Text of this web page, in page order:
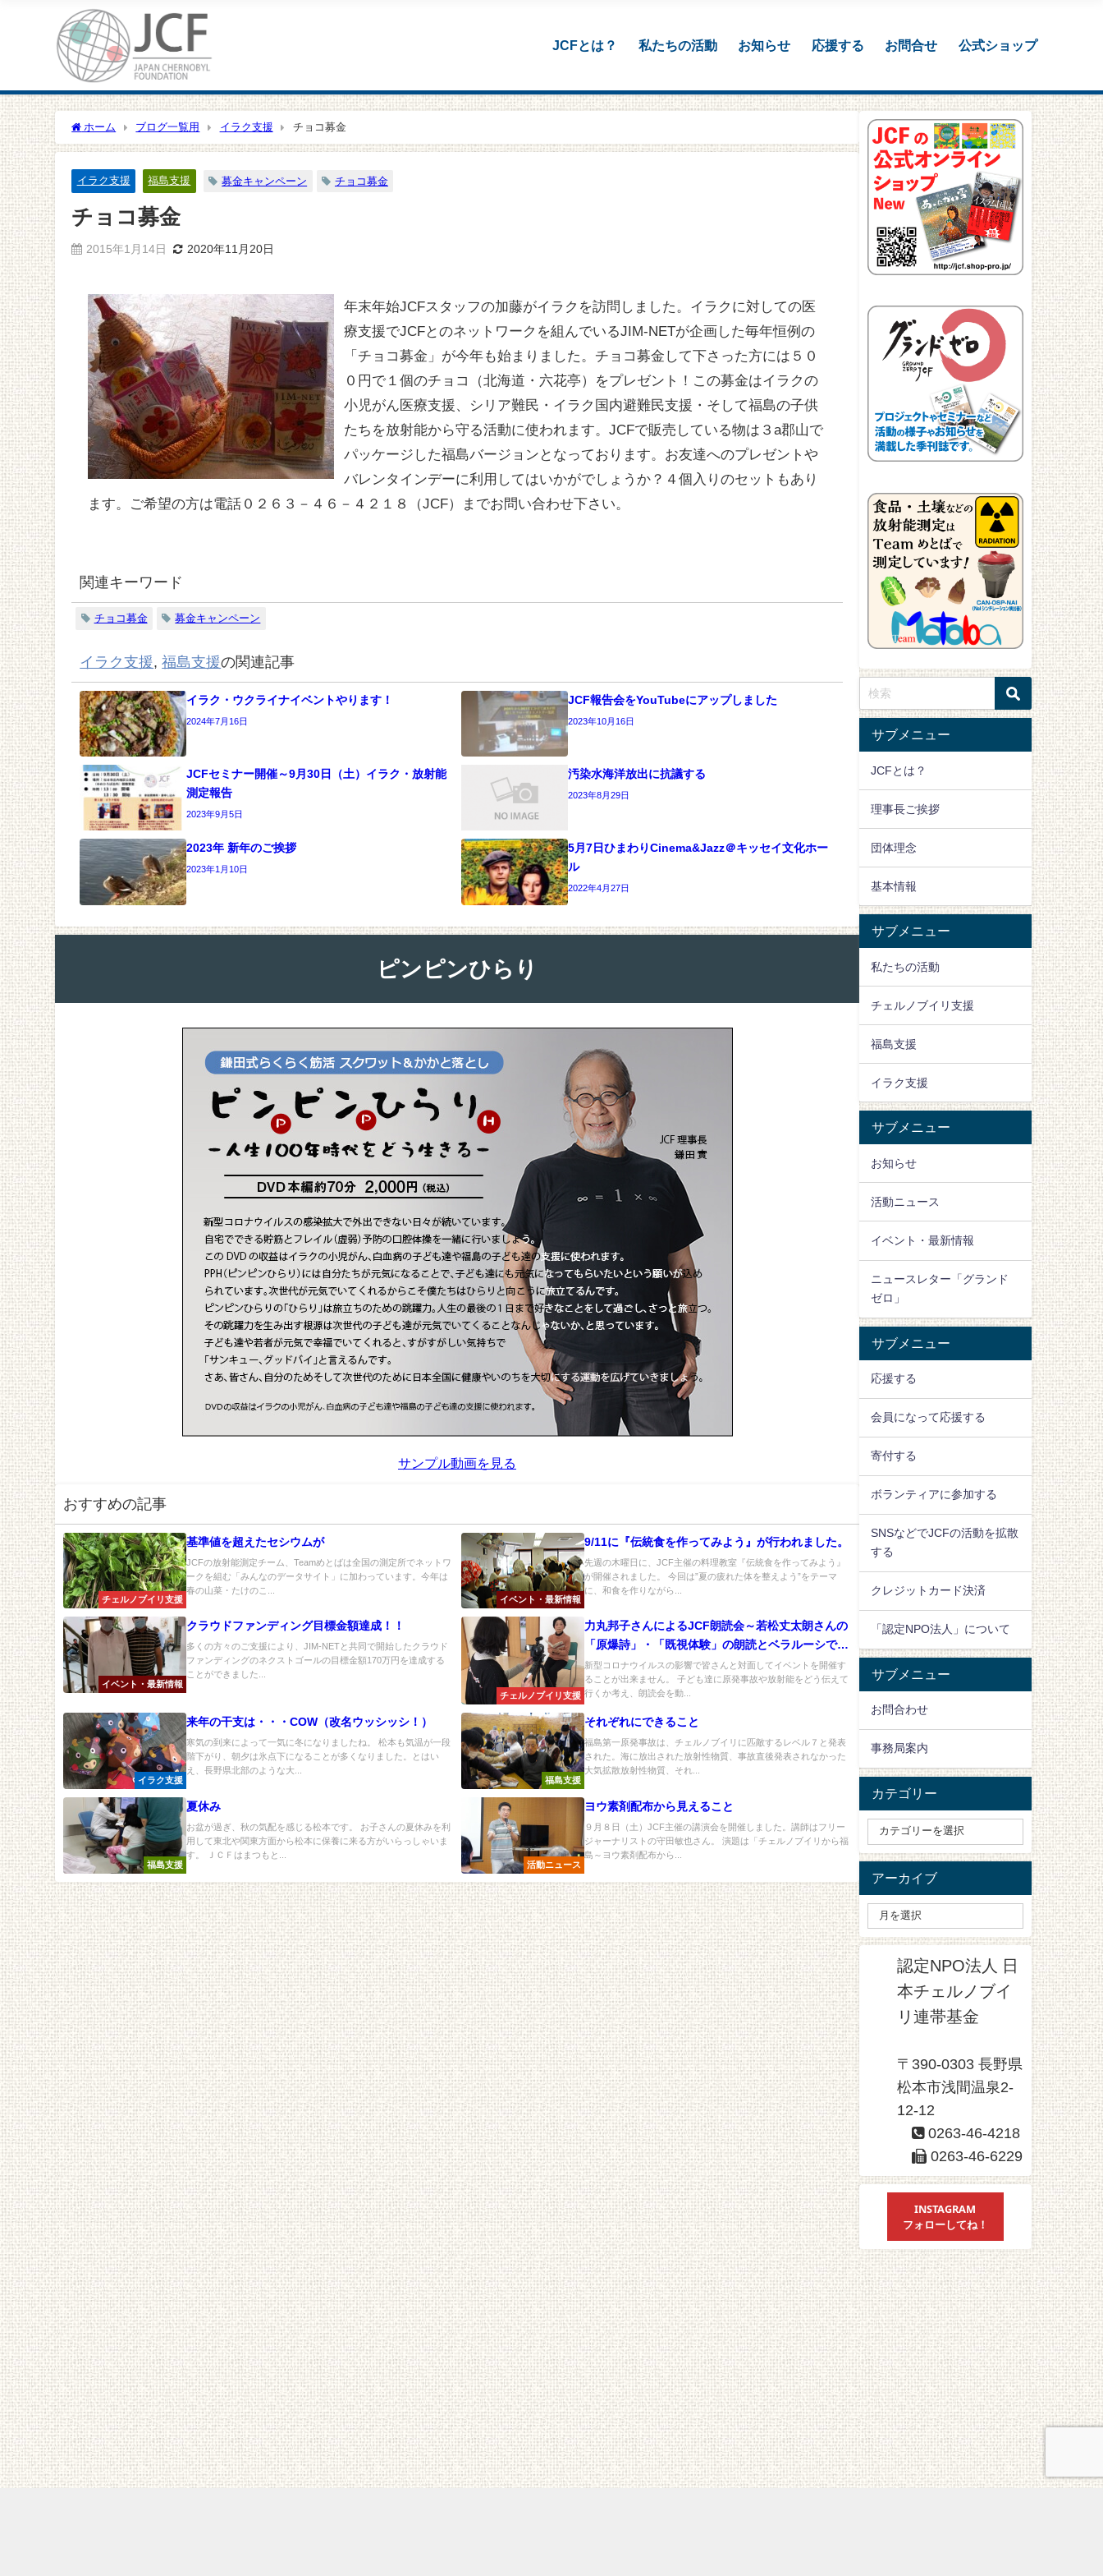
JCFとは？ 私たちの活動 お知らせ 応援する お問合せ 公式ショップ
ホーム ブログ一覧用 イラク支援 チョコ募金
イラク支援 福島支援 募金キャンペーン チョコ募金
チョコ募金
2015年1月14日 2020年11月20日
年末年始JCFスタッフの加藤がイラクを訪問しました。イラクに対しての医
療支援でJCFとのネットワークを組んでいるJIM-NETが企画した毎年恒例の
「チョコ募金」が今年も始まりました。チョコ募金して下さった方には５０
０円で１個のチョコ（北海道・六花亭）をプレゼント！この募金はイラクの
小児がん医療支援、シリア難民・イラク国内避難民支援・そして福島の子供
たちを放射能から守る活動に使われます。JCFで販売している物は３a郡山で
パッケージした福島バージョンとなっております。お友達へのプレゼントや
バレンタインデーに利用してはいかがでしょうか？４個入りのセットもあり
ます。ご希望の方は電話０２６３－４６－４２１８（JCF）までお問い合わせ下さい。
関連キーワード
チョコ募金 募金キャンペーン
イラク支援,福島支援の関連記事
イラク・ウクライナイベントやります！
2024年7月16日
JCF報告会をYouTubeにアップしました
2023年10月16日
JCFセミナー開催～9月30日（土）イラク・放射能
測定報告
2023年9月5日
汚染水海洋放出に抗議する
2023年8月29日
2023年 新年のご挨拶
2023年1月10日
5月7日ひまわりCinema&Jazz＠キッセイ文化ホー
ル
2022年4月27日
ピンピンひらり
サンプル動画を見る
おすすめの記事
チェルノブイリ支援
基準値を超えたセシウムが
JCFの放射能測定チーム、Teamめとばは全国の測定所でネットワ
ークを組む「みんなのデータサイト」に加わっています。今年は
春の山菜・たけのこ...
イベント・最新情報
9/11に『伝統食を作ってみよう』が行われました。
先週の木曜日に、JCF主催の料理教室『伝統食を作ってみよう』
が開催されました。 今回は”夏の疲れた体を整えよう”をテーマ
に、和食を作りながら...
イベント・最新情報
クラウドファンディング目標金額達成！！
多くの方々のご支援により、JIM-NETと共同で開始したクラウド
ファンディングのネクストゴールの目標金額170万円を達成する
ことができました...
チェルノブイリ支援
力丸邦子さんによるJCF朗読会～若松丈太朗さんの
「原爆詩」・「既視体験」の朗読とベラルーシでの
エピソード
新型コロナウイルスの影響で皆さんと対面してイベントを開催す
ることが出来ません。 子ども達に原発事故や放射能をどう伝えて
行くか考え、朗読会を動...
イラク支援
来年の干支は・・・COW（改名ウッシッシ！）
寒気の到来によって一気に冬になりましたね。 松本も気温が一段
階下がり、朝夕は氷点下になることが多くなりました。とはい
え、長野県北部のような大...
福島支援
それぞれにできること
福島第一原発事故は、チェルノブイリに匹敵するレベル７と発表
された。海に放出された放射性物質、事故直後発表されなかった
大気拡散放射性物質、それ...
福島支援
夏休み
お盆が過ぎ、秋の気配を感じる松本です。 お子さんの夏休みを利
用して東北や関東方面から松本に保養に来る方がいらっしゃいま
す。 ＪＣＦはまつもと...
活動ニュース
ヨウ素剤配布から見えること
９月８日（土）JCF主催の講演会を開催しました。講師はフリー
ジャーナリストの守田敏也さん。 演題は「チェルノブイリから福
島～ヨウ素剤配布から...
サブメニュー
JCFとは？
理事長ご挨拶
団体理念
基本情報
サブメニュー
私たちの活動
チェルノブイリ支援
福島支援
イラク支援
サブメニュー
お知らせ
活動ニュース
イベント・最新情報
ニュースレター「グランド
ゼロ」
サブメニュー
応援する
会員になって応援する
寄付する
ボランティアに参加する
SNSなどでJCFの活動を拡散
する
クレジットカード決済
「認定NPO法人」について
サブメニュー
お問合わせ
事務局案内
カテゴリー
アーカイブ
認定NPO法人 日
本チェルノブイ
リ連帯基金
〒390-0303 長野県
松本市浅間温泉2-
12-12
0263-46-4218
0263-46-6229
INSTAGRAM
フォローしてね！